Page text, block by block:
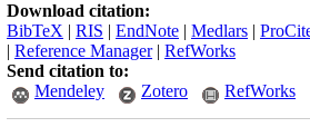
Download citation:
BibTeX | RIS | EndNote | Medlars |
| Reference Manager| RefWorks
Send citation to:
Mendeley
Zotero RefWorks